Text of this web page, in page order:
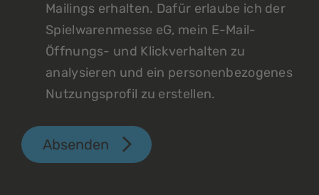
Mailings erhalten. Dafür erlaube ich der
Spielwarenmesse eG, mein E-Mail-
Öffnungs- und Klickverhalten zu
analysieren und ein personenbezogenes
Nutzungsprofil zu erstellen.
Absenden